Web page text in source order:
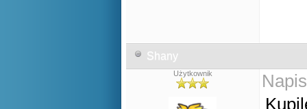
Shany
Użytkownik